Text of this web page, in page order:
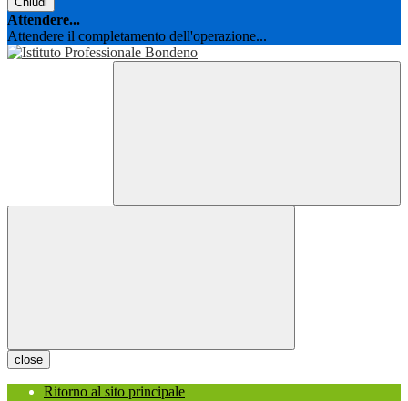
Attendere...
Attendere il completamento dell'operazione...
close
Ritorno al sito principale